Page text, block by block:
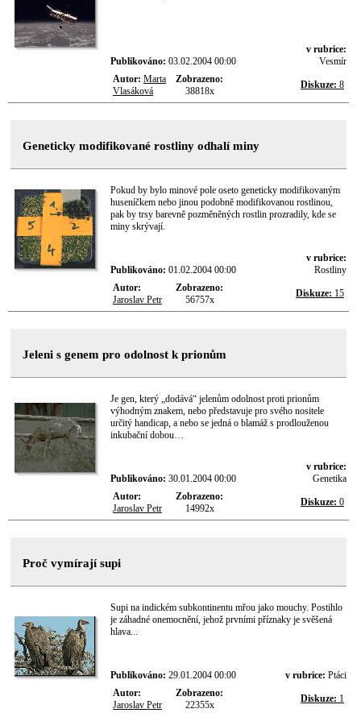
Publikováno: 03.02.2004 00:00
v rubrice:
Vesmír
Autor: Marta
Vlasáková
Zobrazeno:
38818x
Diskuze: 8
Geneticky modifikované rostliny odhalí miny
Pokud by bylo minové pole oseto geneticky modifikovaným
huseníčkem nebo jinou podobně modifikovanou rostlinou,
pak by trsy barevně pozměněných rostlin prozradily, kde se
miny skrývají.
Publikováno: 01.02.2004 00:00
v rubrice:
Rostliny
Autor:
Jaroslav Petr
Zobrazeno:
56757x
Diskuze: 15
Jeleni s genem pro odolnost k prionům
Je gen, který „dodává“ jelenům odolnost proti prionům
výhodným znakem, nebo představuje pro svého nositele
určitý handicap, a nebo se jedná o blamáž s prodlouženou
inkubační dobou…
Publikováno: 30.01.2004 00:00
v rubrice:
Genetika
Autor:
Jaroslav Petr
Zobrazeno:
14992x
Diskuze: 0
Proč vymírají supi
Supi na indickém subkontinentu mřou jako mouchy. Postihlo
je záhadné onemocnění, jehož prvními příznaky je svěšená
hlava...
Publikováno: 29.01.2004 00:00 v rubrice: Ptáci
Autor:
Jaroslav Petr
Zobrazeno:
22355x
Diskuze: 1